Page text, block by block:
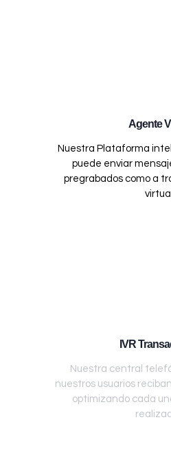
Agente
Nuestra Plataforma
puede enviar
pregrabados como a
IVR
Nuestra central
nuestros usuarios
optimizando cada